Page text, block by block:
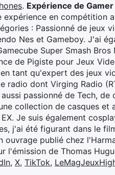
. Expérience de
expérience en compétition
: Passionné de jeux
Nes et Gameboy. J'ai
Super Smash Bros
de Pigiste pour Jeux
tant qu'expert des jeux
radio dont Virging Radio
passionné de Tech,
collection de casques et
Je suis également
j'ai été figurant dans le
ouvrage publié chez
l'émission de Thomas
, X, TikTok,